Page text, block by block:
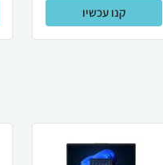
קנו עכשיו